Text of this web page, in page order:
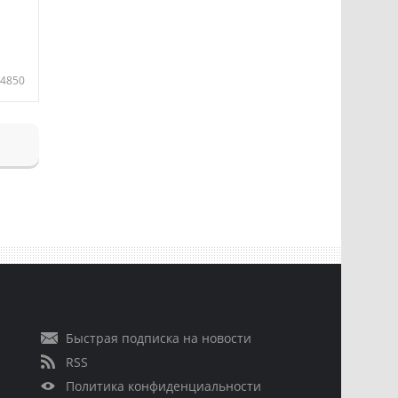
4850
Быстрая подписка на новости
RSS
Политика конфиденциальности